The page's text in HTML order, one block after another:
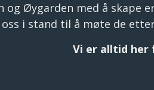
Øygarden med å skape
i stand til å møte de
Vi er alltid her